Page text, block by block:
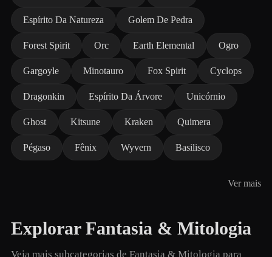
Espírito Da Natureza Golem De Pedra
Forest Spirit Orc Earth Elemental Ogro
Gargoyle Minotauro Fox Spirit Cyclops
Dragonkin Espírito Da Árvore Unicórnio
Ghost Kitsune Kraken Quimera
Pégaso Fênix Wyvern Basilisco
Ver mais
Explorar Fantasia & Mitologia
Veja mais subcategorias de Fantasia & Mitologia para